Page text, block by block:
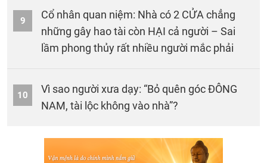
9
Cổ nhân quan niệm: Nhà có 2 CỬA chẳng
những gây hao tài còn HẠI cả người – Sai
lầm phong thủy rất nhiều người mắc phải
10
Vì sao người xưa dạy: “Bỏ quên góc ĐÔNG
NAM, tài lộc không vào nhà”?